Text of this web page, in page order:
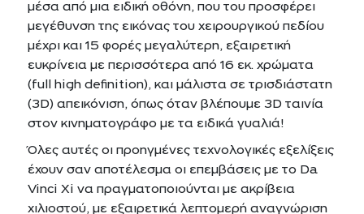
μέσα από μια ειδική οθόνη, που του προσφέρει
μεγέθυνση της εικόνας του χειρουργικού πεδίου
μέχρι και 15 φορές μεγαλύτερη, εξαιρετική
ευκρίνεια με περισσότερα από 16 εκ. χρώματα
(full high definition), και μάλιστα σε τρισδιάστατη
(3D) απεικόνιση, όπως όταν βλέπουμε 3D ταινία
στον κινηματογράφο με τα ειδικά γυαλιά!
Όλες αυτές οι προηγμένες τεχνολογικές εξελίξεις
έχουν σαν αποτέλεσμα οι επεμβάσεις με το Da
Vinci Xi να πραγματοποιούνται με ακρίβεια
χιλιοστού, με εξαιρετικά λεπτομερή αναγνώριση